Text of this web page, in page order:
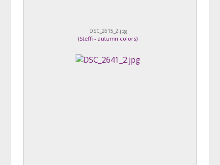
DSC_2615_2.jpg
(Steffi - autumn colors)